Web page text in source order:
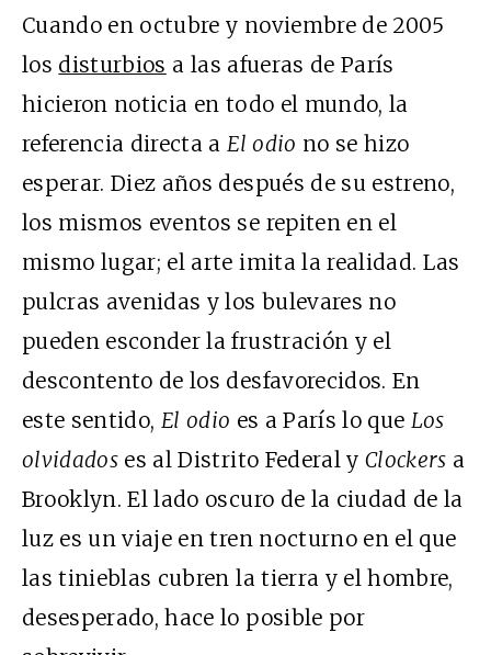
Cuando en octubre y noviembre de 2005
los disturbios a las afueras de París
hicieron noticia en todo el mundo, la
referencia directa aEl odio no se hizo
esperar. Diez años después de su estreno,
los mismos eventos se repiten en el
mismo lugar; el arte imita la realidad. Las
pulcras avenidas y los bulevares no
pueden esconder la frustración y el
descontento de los desfavorecidos. En
este sentido, El odio es a París lo que Los
olvidados es al Distrito Federal y Clockers a
Brooklyn. El lado oscuro de la ciudad de la
luz es un viaje en tren nocturno en el que
las tinieblas cubren la tierra y el hombre,
desesperado, hace lo posible por